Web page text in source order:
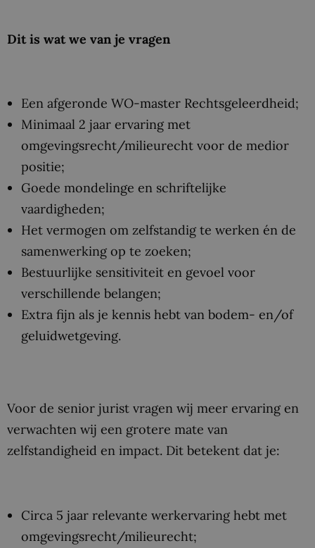
Dit is wat we van je vragen
Een afgeronde WO-master Rechtsgeleerdheid;
Minimaal 2 jaar ervaring met
omgevingsrecht/milieurecht voor de medior
positie;
Goede mondelinge en schriftelijke
vaardigheden;
Het vermogen om zelfstandig te werken én de
samenwerking op te zoeken;
Bestuurlijke sensitiviteit en gevoel voor
verschillende belangen;
Extra fijn als je kennis hebt van bodem- en/of
geluidwetgeving.
Voor de senior jurist vragen wij meer ervaring en
verwachten wij een grotere mate van
zelfstandigheid en impact. Dit betekent dat je:
Circa 5 jaar relevante werkervaring hebt met
omgevingsrecht/milieurecht;